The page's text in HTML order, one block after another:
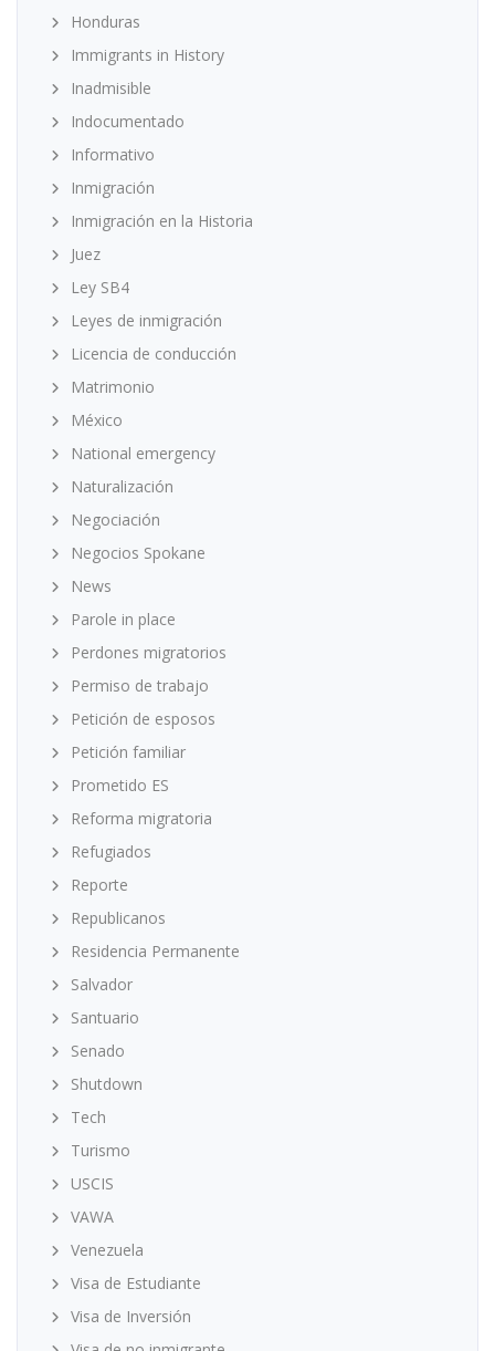
Honduras
Immigrants in History
Inadmisible
Indocumentado
Informativo
Inmigración
Inmigración en la Historia
Juez
Ley SB4
Leyes de inmigración
Licencia de conducción
Matrimonio
México
National emergency
Naturalización
Negociación
Negocios Spokane
News
Parole in place
Perdones migratorios
Permiso de trabajo
Petición de esposos
Petición familiar
Prometido ES
Reforma migratoria
Refugiados
Reporte
Republicanos
Residencia Permanente
Salvador
Santuario
Senado
Shutdown
Tech
Turismo
USCIS
VAWA
Venezuela
Visa de Estudiante
Visa de Inversión